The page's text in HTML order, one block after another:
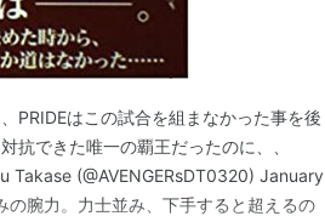
PRIDEはこの試合を組まなかった事を後
抗できた唯一の覇王だったのに、、
(@AVENGERsDT0320) January
腕力。力士並み、下手すると超えるの